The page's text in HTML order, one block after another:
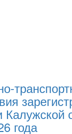
Калужской
года